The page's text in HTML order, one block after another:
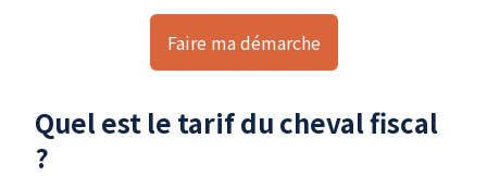
Faire ma démarche
Quel est le tarif du cheval fiscal
?